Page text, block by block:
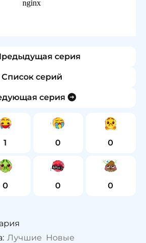
серия
Список серий
серия
1 0 0
0 0 0
Лучшие Новые